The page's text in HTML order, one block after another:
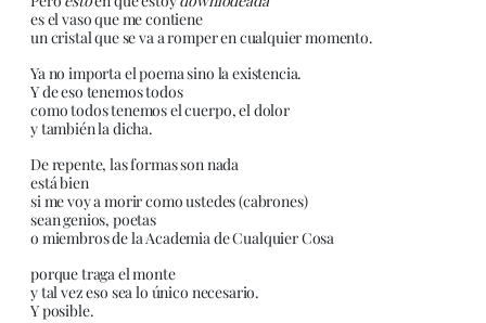
es el vaso que me contiene
un cristal que se va a romper en cualquier momento.
Ya no importa el poema sino la existencia.
Y de eso tenemos todos
como todos tenemos el cuerpo, el dolor
y también la dicha.
De repente, las formas son nada
está bien
si me voy a morir como ustedes (cabrones)
sean genios, poetas
o miembros de la Academia de Cualquier Cosa
porque traga el monte
y tal vez eso sea lo único necesario.
Y posible.